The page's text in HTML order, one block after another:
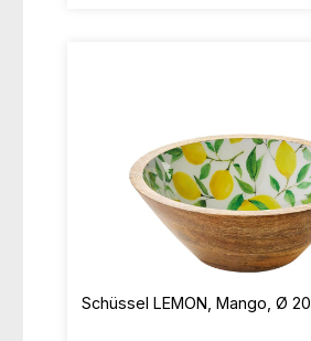
Schüssel LEMON, Mango, Ø